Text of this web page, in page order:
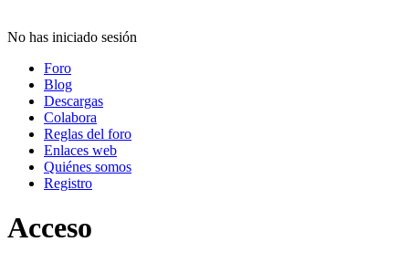
No has iniciado sesión
Foro
Blog
Descargas
Colabora
Reglas del foro
Enlaces web
Quiénes somos
Registro
Acceso